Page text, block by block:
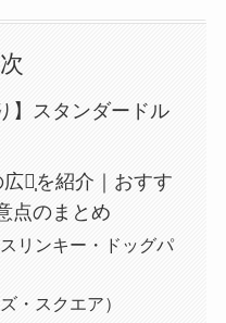
】スタンダードル
場̩を紹介｜おすす
点のまとめ
リンキー・ドッグパ
・スクエア）